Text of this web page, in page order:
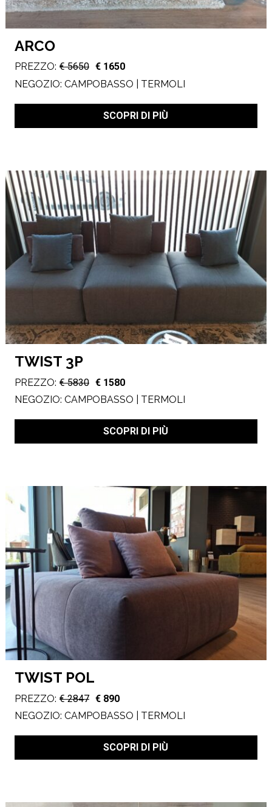
ARCO
PREZZO: € 5650 € 1650
NEGOZIO: CAMPOBASSO | TERMOLI
SCOPRI DI PIÙ
TWIST 3P
PREZZO: € 5830 € 1580
NEGOZIO: CAMPOBASSO | TERMOLI
SCOPRI DI PIÙ
TWIST POL
PREZZO: € 2847 € 890
NEGOZIO: CAMPOBASSO | TERMOLI
SCOPRI DI PIÙ